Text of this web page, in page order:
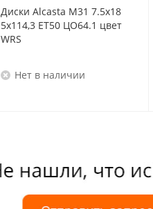
Диски Alcasta M31 7.5x18
5x114,3 ET50 ЦО64.1 цвет
WRS
Нет в наличии